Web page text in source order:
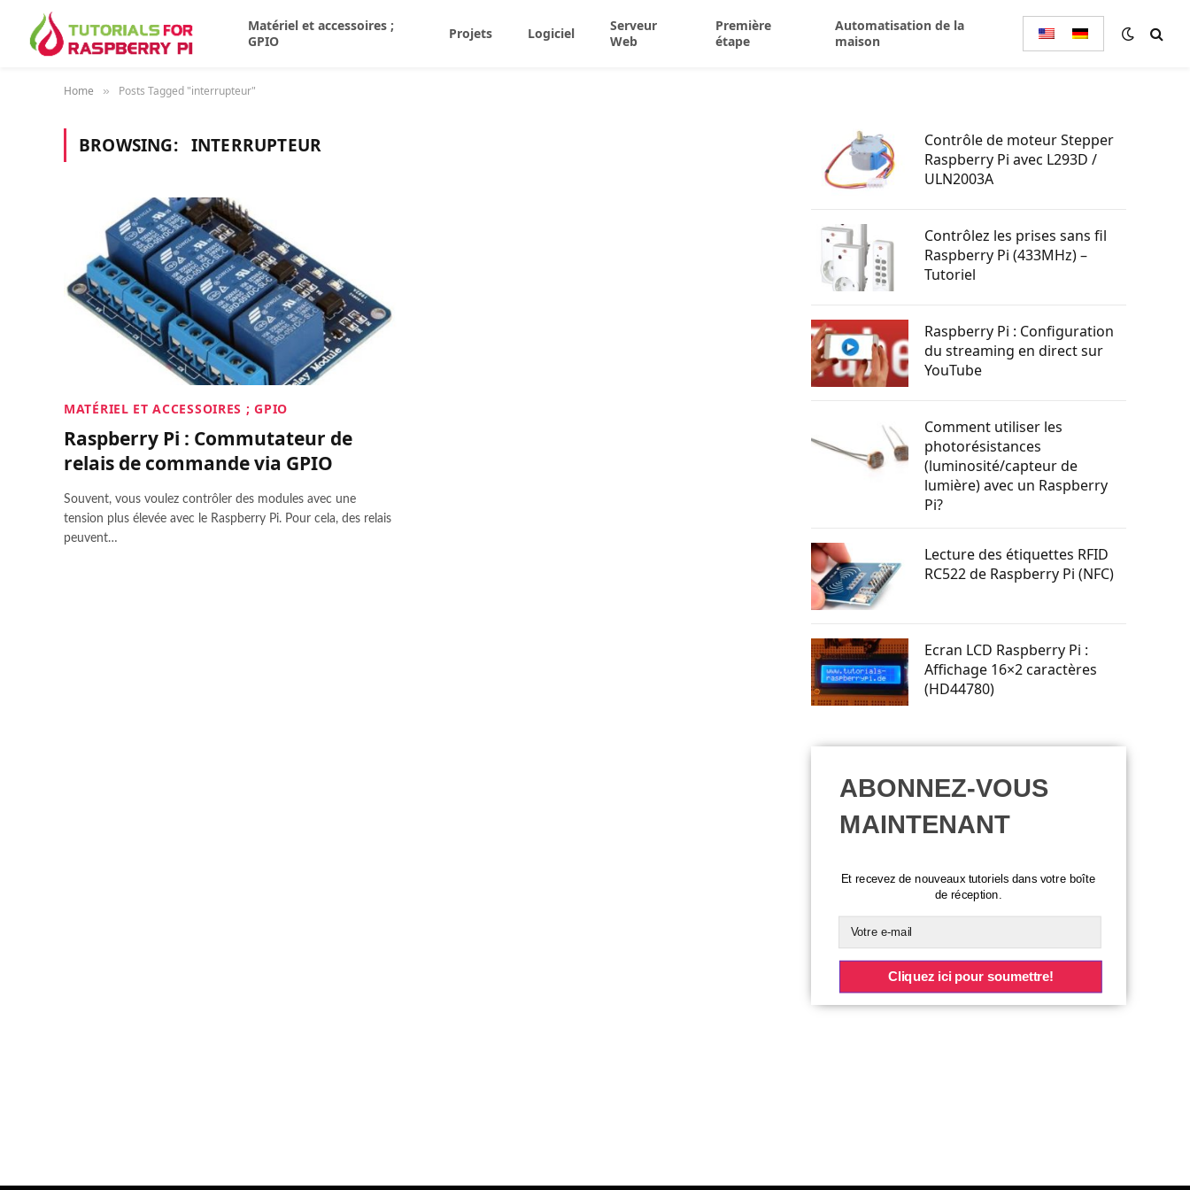
Matériel et accessoires ;
GPIO
Projets Logiciel
Serveur
Web
Première
étape
Automatisation de la
maison
Home » Posts Tagged "interrupteur"
BROWSING: INTERRUPTEUR
MATÉRIEL ET ACCESSOIRES ; GPIO
Raspberry Pi : Commutateur de
relais de commande via GPIO
Souvent, vous voulez contrôler des modules avec une
tension plus élevée avec le Raspberry Pi. Pour cela, des relais
peuvent…
Contrôle de moteur Stepper
Raspberry Pi avec L293D /
ULN2003A
Contrôlez les prises sans fil
Raspberry Pi (433MHz) –
Tutoriel
Raspberry Pi : Configuration
du streaming en direct sur
YouTube
Comment utiliser les
photorésistances
(luminosité/capteur de
lumière) avec un Raspberry
Pi?
Lecture des étiquettes RFID
RC522 de Raspberry Pi (NFC)
Ecran LCD Raspberry Pi :
Affichage 16×2 caractères
(HD44780)
ABONNEZ-VOUS
MAINTENANT
Et recevez de nouveaux tutoriels dans votre boîte
de réception.
Cliquez ici pour soumettre!